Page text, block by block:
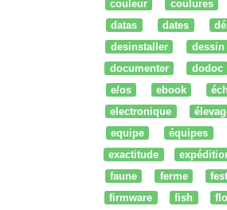
couleur
coulures
datas
dates
desinstaller
dessin
documenter
dodoc
e/os
ebook
electronique
equipe
équipes
exactitude
faune
ferme
firmware
fish